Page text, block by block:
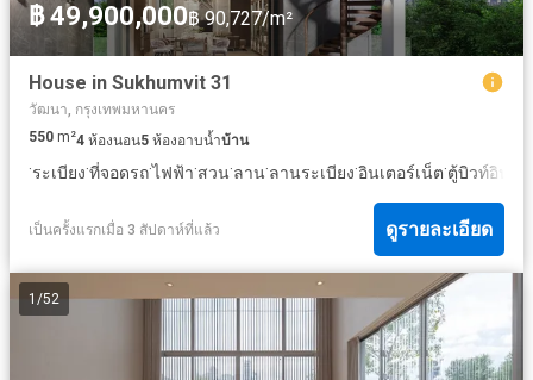
฿ 49,900,000฿ 90,727/m²
House in Sukhumvit 31
วัฒนา, กรุงเทพมหานคร
550 m²4 ห้องนอน5 ห้องอาบน้ำบ้าน
·ระเบียง·ที่จอดรถ·ไฟฟ้า·สวน·ลาน·ลานระเบียง·อินเตอร์เน็ต·ตู้บิวท์อิน
เป็นครั้งแรกเมื่อ 3 สัปดาห์ที่แล้ว ดูรายละเอียด
1 /52